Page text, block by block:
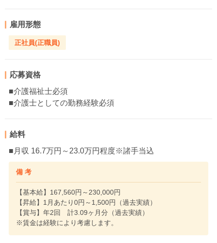
雇用形態
正社員(正職員)
応募資格
■介護福祉士必須
■介護士としての勤務経験必須
給料
■月収 16.7万円～23.0万円程度※諸手当込
備 考
【基本給】167,560円～230,000円
【昇給】1月あたり0円～1,500円（過去実績）
【賞与】年2回 計3.09ヶ月分（過去実績）
※賃金は経験により考慮します。